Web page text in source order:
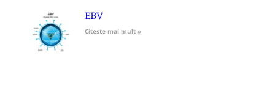
EBV
Citeste mai mult »